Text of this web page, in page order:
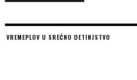
VREMEPLOV U SREĆNO DETINJSTVO